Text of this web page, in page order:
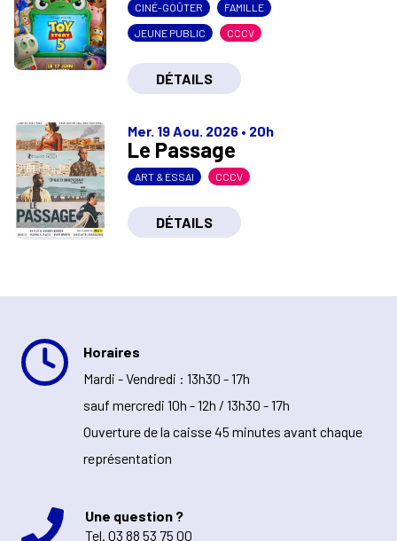
CINÉ-GOÛTER FAMILLE
JEUNE PUBLIC CCCV
DÉTAILS
Mer. 19 Aou. 2026 • 20h
Le Passage
ART & ESSAI CCCV
DÉTAILS
Horaires
Mardi - Vendredi : 13h30 - 17h
sauf mercredi 10h - 12h / 13h30 - 17h
Ouverture de la caisse 45 minutes avant chaque
représentation
Une question ?
Tel. 03 88 53 75 00